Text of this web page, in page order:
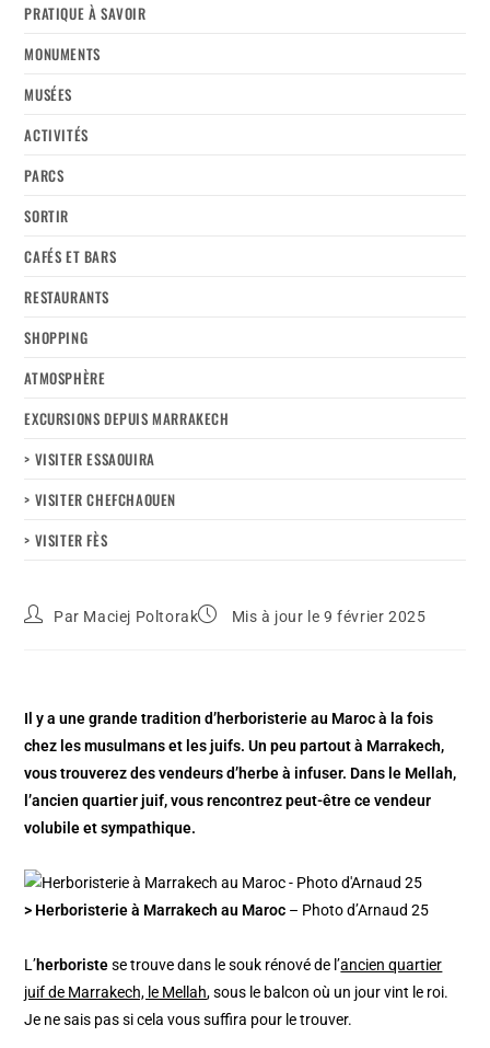
PRATIQUE À SAVOIR
MONUMENTS
MUSÉES
ACTIVITÉS
PARCS
SORTIR
CAFÉS ET BARS
RESTAURANTS
SHOPPING
ATMOSPHÈRE
EXCURSIONS DEPUIS MARRAKECH
> VISITER ESSAOUIRA
> VISITER CHEFCHAOUEN
> VISITER FÈS
Par Maciej Poltorak Mis à jour le 9 février 2025
Il y a une grande tradition d’herboristerie au Maroc à la fois
chez les musulmans et les juifs. Un peu partout à Marrakech,
vous trouverez des vendeurs d’herbe à infuser. Dans le Mellah,
l’ancien quartier juif, vous rencontrez peut-être ce vendeur
volubile et sympathique.
> Herboristerie à Marrakech au Maroc – Photo d’Arnaud 25
L’herboristese trouve dans le souk rénové de l’ancien quartier
juif de Marrakech, le Mellah, sous le balcon où un jour vint le roi.
Je ne sais pas si cela vous suffira pour le trouver.